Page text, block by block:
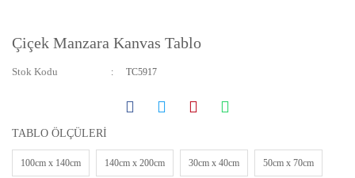
Çiçek Manzara Kanvas Tablo
Stok Kodu TC5917
TABLO ÖLÇÜLERİ
100cm x 140cm 140cm x 200cm 30cm x 40cm 50cm x 70cm